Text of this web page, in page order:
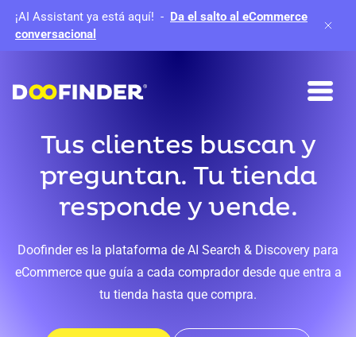
¡AI Assistant ya está aquí! - Da el salto al eCommerce
conversacional
Tus clientes buscan y
preguntan. Tu tienda
responde y vende.
Doofinder es la plataforma de AI Search & Discovery para
eCommerce que guía a cada comprador desde que entra a
tu tienda hasta que compra.